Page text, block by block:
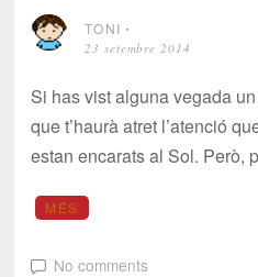
TONI ⋅
23 setembre 2014
Si has vist alguna vegada
que t’haurà atret l’atenció
estan encarats al Sol. Però,
MÉS
No comments